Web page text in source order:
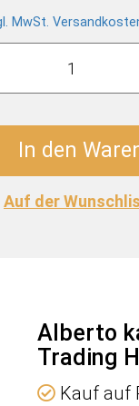
MwSt.
In den
Auf der
Alberto
Trading
Kauf auf